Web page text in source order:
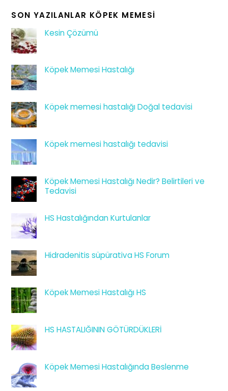
SON YAZILANLAR KÖPEK MEMESI
Kesin Çözümü
Köpek Memesi Hastalığı
Köpek memesi hastalığı Doğal tedavisi
Köpek memesi hastalığı tedavisi
Köpek Memesi Hastalığı Nedir? Belirtileri ve
Tedavisi
HS Hastalığından Kurtulanlar
Hidradenitis süpürativa HS Forum
Köpek Memesi Hastalığı HS
HS HASTALIĞININ GÖTÜRDÜKLERİ
Köpek Memesi Hastalığında Beslenme